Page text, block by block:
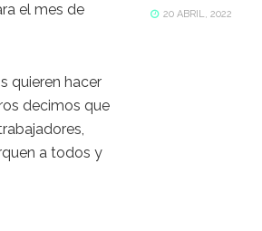
el mes de
quieren hacer
decimos que
a todos y
20 ABRIL, 2022